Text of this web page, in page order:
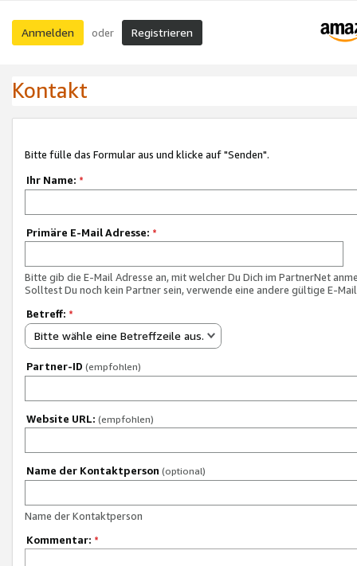
Anmelden oder Registrieren
Kontakt
Bitte fülle das Formular aus und klicke auf "Senden".
Ihr Name: *
Primäre E-Mail Adresse: *
Bitte gib die E-Mail Adresse an, mit welcher Du Dich im PartnerNet
Solltest Du noch kein Partner sein, verwende eine andere gültige E-
Betreff: *
Bitte wähle eine Betreffzeile aus.
Partner-ID (empfohlen)
Website URL: (empfohlen)
Name der Kontaktperson (optional)
Name der Kontaktperson
Kommentar: *